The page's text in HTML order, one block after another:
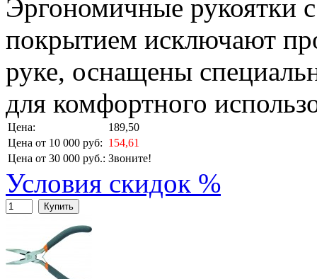
Эргономичные рукоятки
покрытием исключают
руке, оснащены
для комфортного
Цена:
189,50
Цена от 10 000 руб: 154,61
Цена от 30 000 руб.: Звоните!
Условия скидок %
Купить